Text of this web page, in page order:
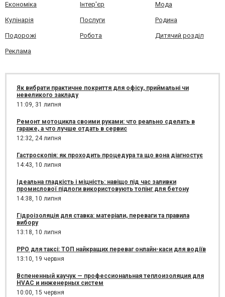
Економіка Інтер'єр Мода
Кулінарія Послуги Родина
Подорожі Робота Дитячий розділ
Реклама
Як вибрати практичне покриття для офісу, приймальні чи
невеликого закладу
11:09, 31 липня
Ремонт мотоцикла своими руками: что реально сделать в
гараже, а что лучше отдать в сервис
12:32, 24 липня
Гастроскопія: як проходить процедура та що вона діагностує
14:43, 10 липня
Ідеальна гладкість і міцність: навіщо під час заливки
промислової підлоги використовують топінг для бетону
14:38, 10 липня
Гідроізоляція для ставка: матеріали, переваги та правила
вибору
13:18, 10 липня
РРО для таксі: ТОП найкращих переваг онлайн-каси для водіїв
13:10, 19 червня
Вспененный каучук — профессиональная теплоизоляция для
HVAC и инженерных систем
10:00, 15 червня